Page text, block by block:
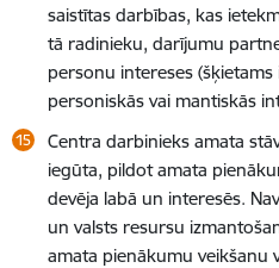
saistītas darbības, kas
tā radinieku, darījumu
personu intereses
personiskās vai mantiskās
Centra darbinieks amata
iegūta, pildot amata
devēja labā un interesēs.
un valsts resursu
amata pienākumu veikšanu